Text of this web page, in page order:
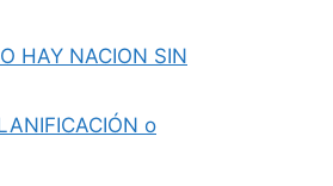
HAY NACION SIN
o